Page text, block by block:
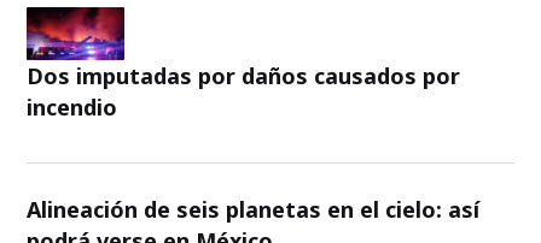
Dos imputadas por daños causados por
incendio
Alineación de seis planetas en el cielo: así